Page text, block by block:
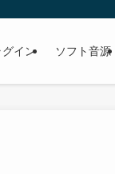
イン ソフト音源